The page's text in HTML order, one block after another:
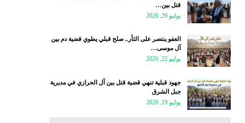
قتل بين…
يوليو 29, 2026
العفو ينتصر على الثأر.. صلح قبلي يطوي قضية دم بين
آل موسى…
يوليو 22, 2026
جهود قبلية تنهي قضية قتل بين آل الحرازي في مديرية
جبل الشرق
يوليو 19, 2026